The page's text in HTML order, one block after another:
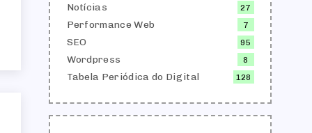
Notícias 27
Performance Web 7
SEO 95
Wordpress 8
Tabela Periódica do Digital 128